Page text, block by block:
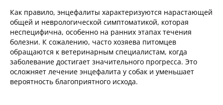
Как правило, энцефалиты характеризуются нарастающей
общей и неврологической симптоматикой, которая
неспецифична, особенно на ранних этапах течения
болезни. К сожалению, часто хозяева питомцев
обращаются к ветеринарным специалистам, когда
заболевание достигает значительного прогресса. Это
осложняет лечение энцефалита у собак и уменьшает
вероятность благоприятного исхода.